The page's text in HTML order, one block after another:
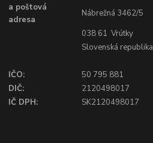
a poštová
adresa
Nábrežná 3462/5
038 61 Vrútky
Slovenská republika
IČO:
50 795 881
DIČ:
2120498017
IČ DPH:
SK2120498017